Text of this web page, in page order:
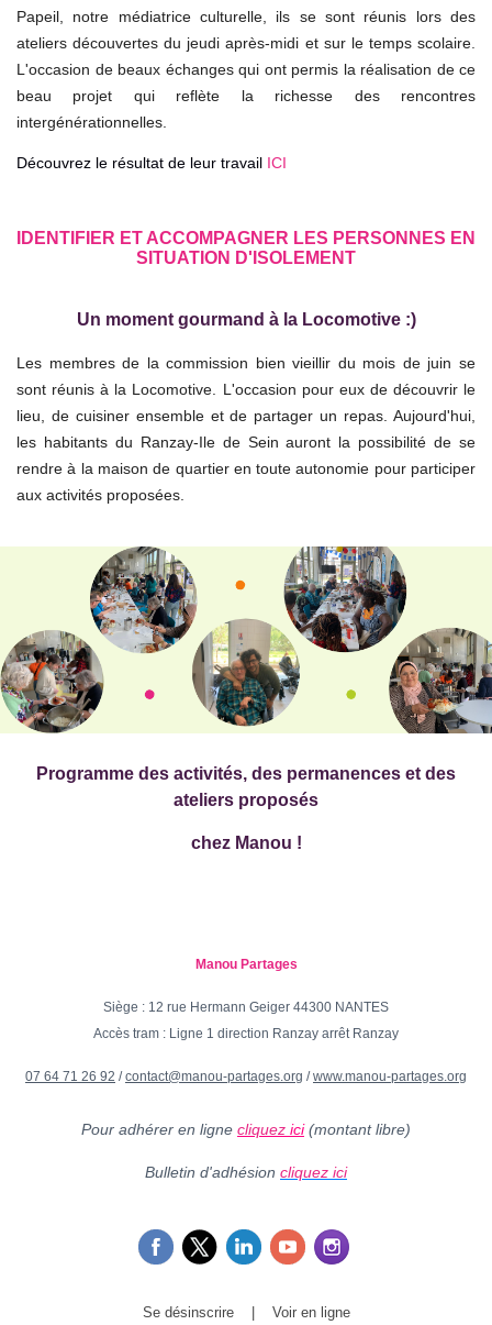
Papeil, notre médiatrice culturelle
ils se sont réunis lors des
ateliers découvertes du jeudi après-midi et sur le temps scolaire
L'occasion de beaux échanges qui ont permis la réalisation de ce
beau projet qui reflète la richesse des rencontres
intergénérationnelles.
Découvrez le résultat de leur travail ICI
IDENTIFIER ET ACCOMPAGNER LES PERSONNES EN
SITUATION D'ISOLEMENT
Un moment gourmand à la Locomotive :)
Les membres de la commission bien vieillir du mois de juin se
sont réunis à la Locomotive. L'occasion pour eux de découvrir le
lieu, de cuisiner ensemble et de partager un repas. Aujourd'hui,
les habitants du Ranzay-Ile de Sein auront la possibilité de se
rendre à la maison de quartier en toute autonomie pour participer
aux activités proposées.
Programme des activités, des permanences et des
ateliers proposés
chez Manou !
Manou Partages
Siège : 12 rue Hermann Geiger 44300 NANTES
Accès tram : Ligne 1 direction Ranzay arrêt Ranzay
07 64 71 26 92 /contact@manou-partages.org /www.manou-partages.org
Pour adhérer en ligne cliquez ici(montant libre)
Bulletin d'adhésion cliquez ici
Se désinscrire Voir en ligne